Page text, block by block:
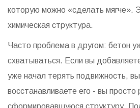
которую можно «сделать мягче».
химическая структура.
Часто проблема в другом: бетон
схватываться. Если вы
уже начал терять подвижность,
восстанавливаете его - вы